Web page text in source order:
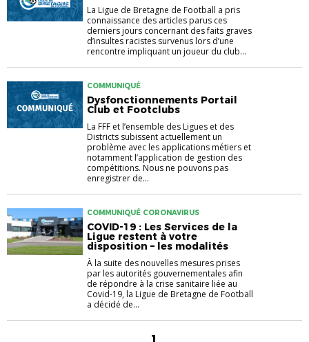
La Ligue de Bretagne de Football a pris
connaissance des articles parus ces
derniers jours concernant des faits graves
d’insultes racistes survenus lors d’une
rencontre impliquant un joueur du club...
COMMUNIQUÉ
Dysfonctionnements Portail
Club et Footclubs
La FFF et l’ensemble des Ligues et des
Districts subissent actuellement un
problème avec les applications métiers et
notamment l’application de gestion des
compétitions. Nous ne pouvons pas
enregistrer de...
COMMUNIQUÉ CORONAVIRUS
COVID-19 : Les Services de la
Ligue restent à votre
disposition – les modalités
À la suite des nouvelles mesures prises
par les autorités gouvernementales afin
de répondre à la crise sanitaire liée au
Covid-19, la Ligue de Bretagne de Football
a décidé de...